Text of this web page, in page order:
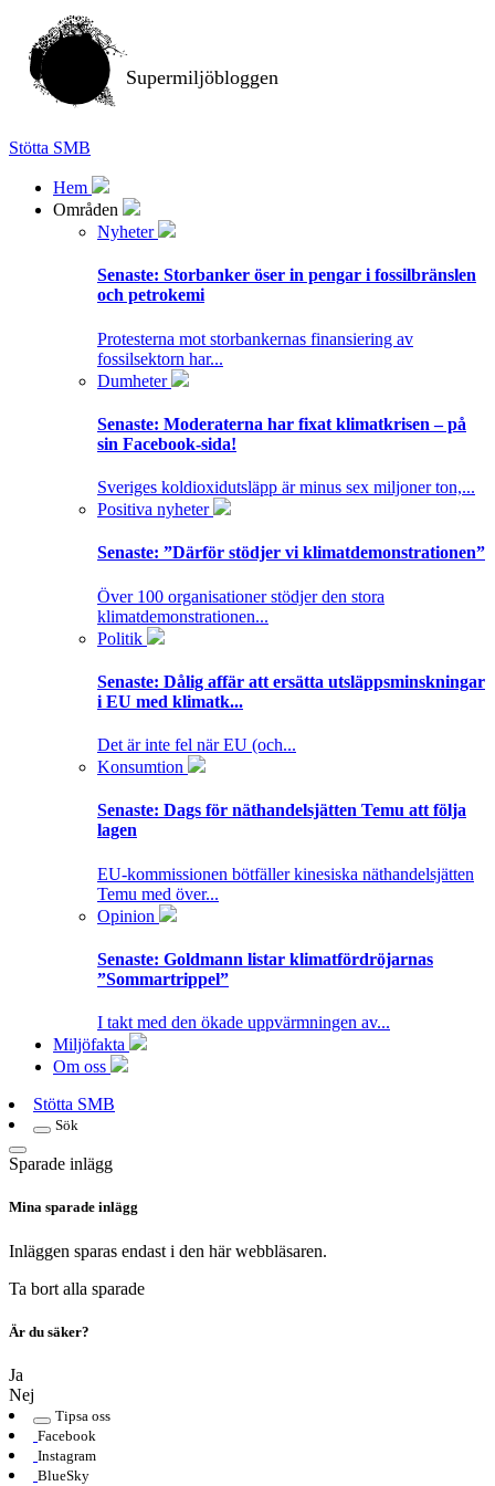
Supermiljöbloggen
Stötta SMB
Hem
Områden
Nyheter
Senaste: Storbanker öser in pengar i fossilbränslen
och petrokemi
Protesterna mot storbankernas finansiering av
fossilsektorn har...
Dumheter
Senaste: Moderaterna har fixat klimatkrisen – på
sin Facebook-sida!
Sveriges koldioxidutsläpp är minus sex miljoner ton,...
Positiva nyheter
Senaste: ”Därför stödjer vi klimatdemonstrationen”
Över 100 organisationer stödjer den stora
klimatdemonstrationen...
Politik
Senaste: Dålig affär att ersätta utsläppsminskningar
i EU med klimatk...
Det är inte fel när EU (och...
Konsumtion
Senaste: Dags för näthandelsjätten Temu att följa
lagen
EU-kommissionen bötfäller kinesiska näthandelsjätten
Temu med över...
Opinion
Senaste: Goldmann listar klimatfördröjarnas
”Sommartrippel”
I takt med den ökade uppvärmningen av...
Miljöfakta
Om oss
Stötta SMB
Sök
Sparade inlägg
Mina sparade inlägg
Inläggen sparas endast i den här webbläsaren.
Ta bort alla sparade
Är du säker?
Ja
Nej
Tipsa oss
Facebook
Instagram
BlueSky